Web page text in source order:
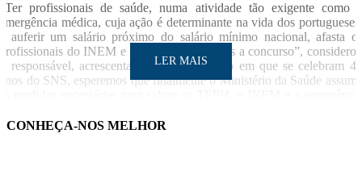
“Ter profissionais de saúde, numa atividade tão exigente como a
emergência médica, cuja ação é determinante na vida dos portugueses,
a auferir um salário próximo do salário mínimo nacional, afasta os
profissionais do INEM e eventuais candidatos a concurso”, considerou
o responsável, acrescentando: “No momento em que se celebram 45
anos do SNS, esperemos que finalmente o Ministério da Saúde assuma
LER MAIS
CONHEÇA-NOS MELHOR